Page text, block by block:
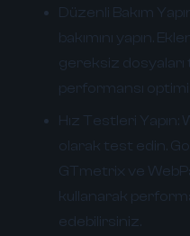
Düzenli Bakım
bakımını yapın.
gereksiz
performansı
Hız Testleri Yapın:
olarak test edin.
GTmetrix ve
kullanarak
edebilirsiniz.